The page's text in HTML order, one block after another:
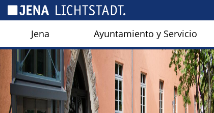
Jena Ayuntamiento y Servicio
Panel de gestión de cookies